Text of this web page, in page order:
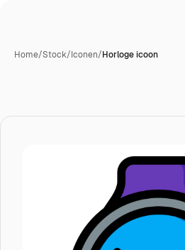
Home/Stock/Iconen/Horloge icoon